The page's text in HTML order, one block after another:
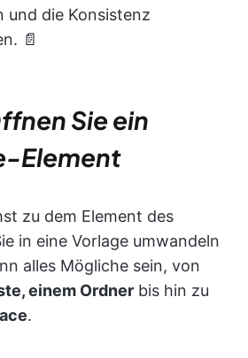
und die Konsistenz
📄
Sie ein
Element
zu dem Element des
in eine Vorlage umwandeln
alles Mögliche sein, von
einem Ordner bis hin zu
.